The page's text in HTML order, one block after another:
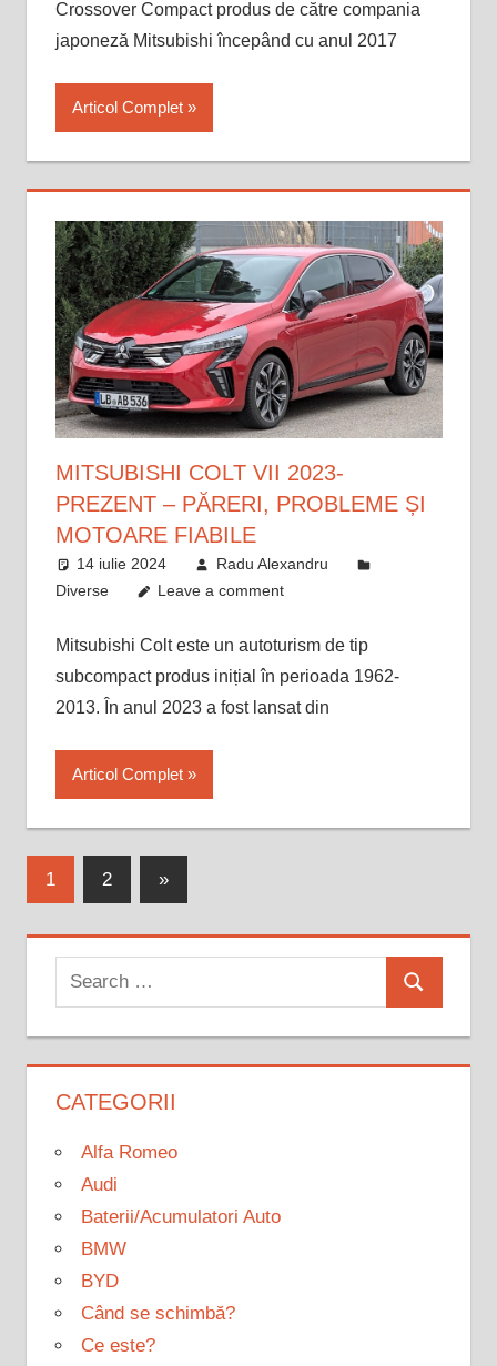
Crossover Compact produs de către compania
japoneză Mitsubishi începând cu anul 2017
Articol Complet
MITSUBISHI COLT VII 2023-
PREZENT – PĂRERI, PROBLEME ȘI
MOTOARE FIABILE
14 iulie 2024
Radu Alexandru
Diverse
Leave a comment
Mitsubishi Colt este un autoturism de tip
subcompact produs inițial în perioada 1962-
2013. În anul 2023 a fost lansat din
Articol Complet
Paginație
1 2
Next
»
Search
for:
Search
CATEGORII
Alfa Romeo
Audi
Baterii/Acumulatori Auto
BMW
BYD
Când se schimbă?
Ce este?